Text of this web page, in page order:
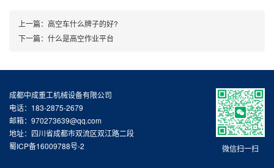
上一篇： 高空车什么牌子的好?
下一篇： 什么是高空作业平台
微信扫一扫
成都中成重工机械设备有限公司
电话：183-2875-2679
邮箱：970273639@qq.com
地址：四川省成都市双流区双江路二段
蜀ICP备16009788号-2